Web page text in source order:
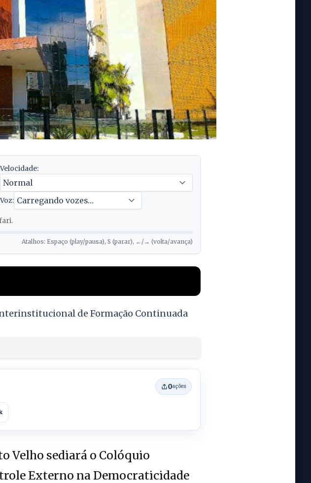
Velocidade:
Voz:
Atalhos: Espaço (play/pausa), S (parar), ←/→ (volta/avança)
de Formação Continuada
0ações
Velho sediará o Colóquio
Externo na Democraticidade